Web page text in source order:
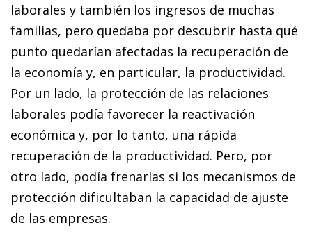
laborales y también los ingresos de muchas
familias, pero quedaba por descubrir hasta qué
punto quedarían afectadas la recuperación de
la economía y, en particular, la productividad.
Por un lado, la protección de las relaciones
laborales podía favorecer la reactivación
económica y, por lo tanto, una rápida
recuperación de la productividad. Pero, por
otro lado, podía frenarlas si los mecanismos de
protección dificultaban la capacidad de ajuste
de las empresas.